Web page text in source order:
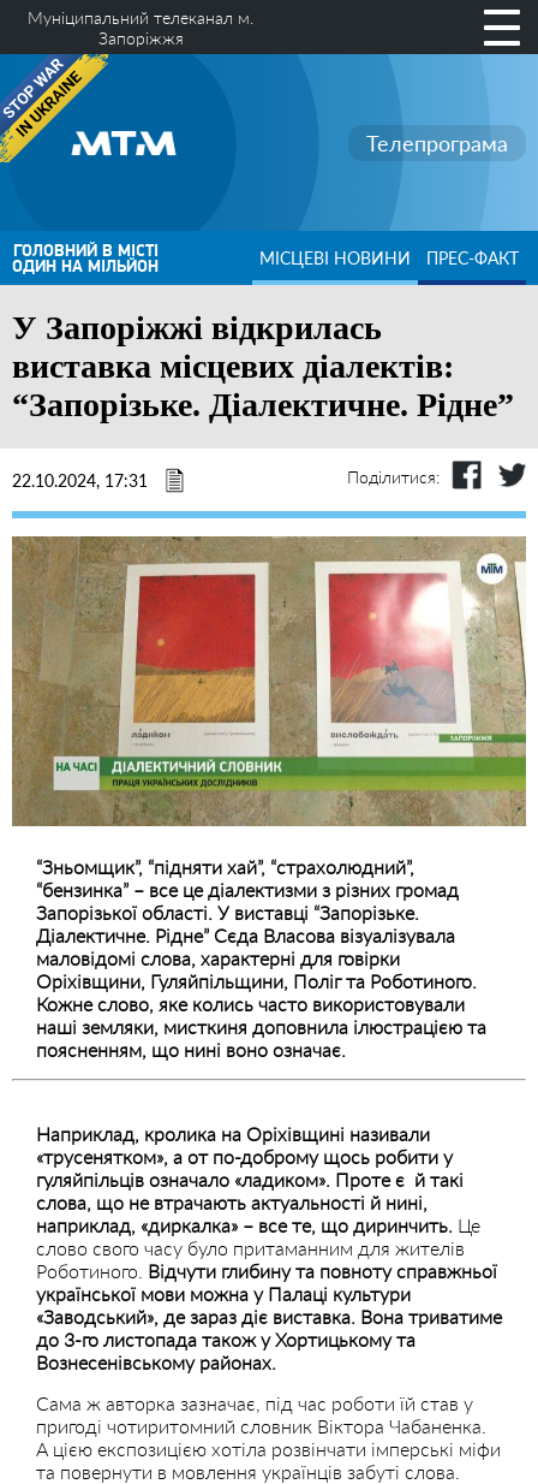
Муніципальний телеканал м.
Запоріжжя
Телепрограма
ГОЛОВНИЙ В МІСТІ
ОДИН НА МІЛЬЙОН МІСЦЕВІ НОВИНИ ПРЕС-ФАКТ
У Запоріжжі відкрилась
виставка місцевих діалектів:
“Запорізьке. Діалектичне. Рідне”
22.10.2024, 17:31 Поділитися:
“Зньомщик”, “підняти хай”, “страхолюдний”,
“бензинка” – все це діалектизми з різних громад
Запорізької області. У виставці “Запорізьке.
Діалектичне. Рідне” Сєда Власова візуалізувала
маловідомі слова, характерні для говірки
Оріхівщини, Гуляйпільщини, Поліг та Роботиного.
Кожне слово, яке колись часто використовували
наші земляки, мисткиня доповнила ілюстрацією та
поясненням, що нині воно означає.
Наприклад, кролика на Оріхівщині називали
«трусенятком», а от по-доброму щось робити у
гуляйпільців означало «ладиком». Проте є й такі
слова, що не втрачають актуальності й нині,
наприклад, «диркалка» – все те, що диринчить. Це
слово свого часу було притаманним для жителів
Роботиного. Відчути глибину та повноту справжньої
української мови можна у Палаці культури
«Заводський», де зараз діє виставка. Вона триватиме
до 3-го листопада також у Хортицькому та
Вознесенівському районах.
Сама ж авторка зазначає, під час роботи їй став у
пригоді чотиритомний словник Віктора Чабаненка.
А цією експозицією хотіла розвінчати імперські міфи
та повернути в мовлення українців забуті слова.